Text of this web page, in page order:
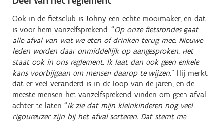
Ook in de fietsclub is Johny een echte mooimaker, en dat
is voor hem vanzelfsprekend. “Op onze fietsrondes gaat
alle afval van wat we eten of drinken terug mee. Nieuwe
leden worden daar onmiddellijk op aangesproken. Het
staat ook in ons reglement. Ik laat dan ook geen enkele
kans voorbijgaan om mensen daarop te wijzen.” Hij merkt
dat er veel veranderd is in de loop van de jaren, en de
meeste mensen het vanzelfsprekend vinden om geen afval
achter te laten “Ik zie dat mijn kleinkinderen nog veel
rigoureuzer zijn bij het afval sorteren. Dat stemt me